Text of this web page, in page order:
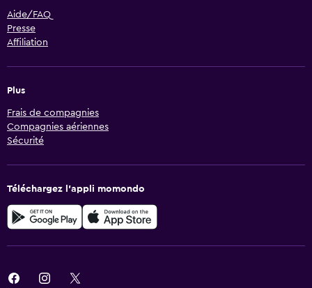
Aide/FAQ
Presse
Affiliation
Plus
Frais de compagnies
Compagnies aériennes
Sécurité
Téléchargez l’appli momondo